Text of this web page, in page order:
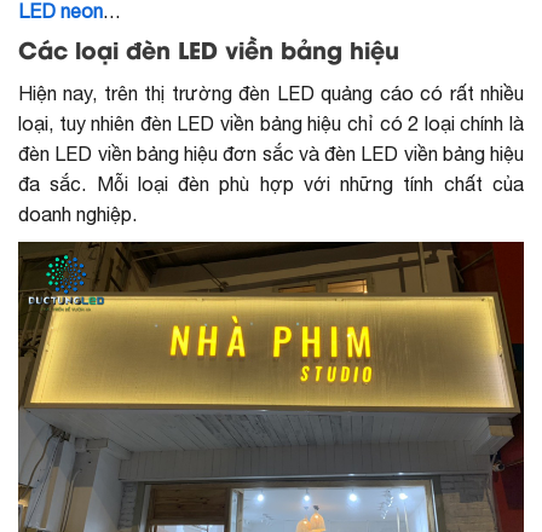
LED neon…
Các loại đèn LED viền bảng hiệu
Hiện nay, trên thị trường đèn LED quảng cáo có rất nhiều
loại, tuy nhiên đèn LED viền bảng hiệu chỉ có 2 loại chính là
đèn LED viền bảng hiệu đơn sắc và đèn LED viền bảng hiệu
đa sắc. Mỗi loại đèn phù hợp với những tính chất của
doanh nghiệp.